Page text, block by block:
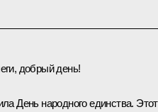
добрый день!
День народного единства. Этот